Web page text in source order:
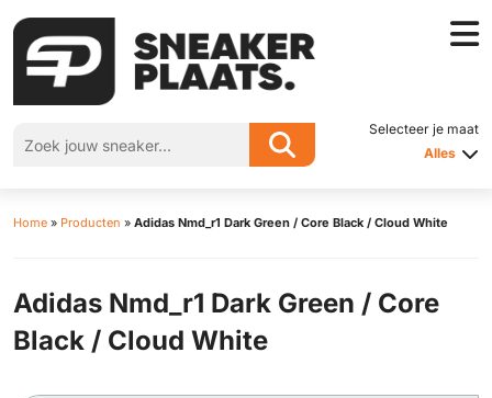
Selecteer je maat
Alles
Home » Producten » Adidas Nmd_r1 Dark Green / Core Black / Cloud White
Adidas Nmd_r1 Dark Green / Core
Black / Cloud White